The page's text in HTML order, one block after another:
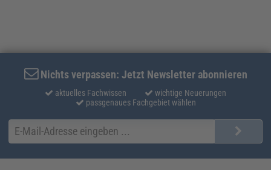
Nichts verpassen: Jetzt Newsletter abonnieren
aktuelles Fachwissen
wichtige Neuerungen
passgenaues Fachgebiet wählen